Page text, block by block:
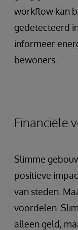
workflow kan
gedetecteerd
informeer
bewoners.
Financiële
Slimme
positieve
van steden.
voordelen.
alleen geld,